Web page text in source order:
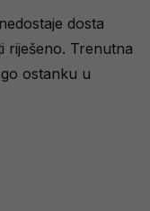
dosta
riješeno. Trenutna
ostanku u